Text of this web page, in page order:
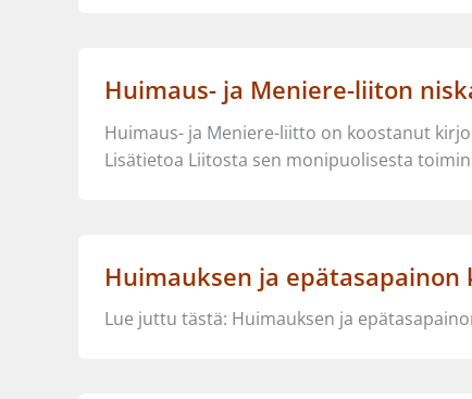
Huimaus- ja Meniere-liiton
Huimaus- ja Meniere-liitto on koostanut
Lisätietoa Liitosta sen monipuolisesta
Huimauksen ja
Lue juttu tästä: Huimauksen ja